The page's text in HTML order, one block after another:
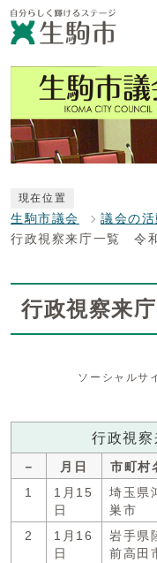
現在位置
生駒市議会 議会の活
行政視察来庁一覧 令
行政視察来
ソーシャルサ
行政視察
－ 月日 市町村
1
1月15
日
埼玉県
巣市
2
1月16
日
岩手県
前高田